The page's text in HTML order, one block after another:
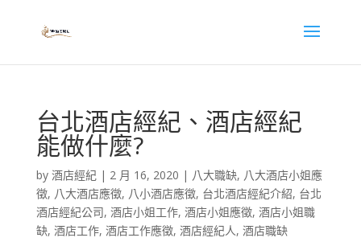
台北酒店經紀、酒店經紀
能做什麼?
by 酒店經紀| 2 月 16, 2020 | 八大職缺, 八大酒店小姐應
徵, 八大酒店應徵, 八小酒店應徵, 台北酒店經紀介紹, 台北
酒店經紀公司, 酒店小姐工作, 酒店小姐應徵, 酒店小姐職
缺, 酒店工作, 酒店工作應徵, 酒店經紀人, 酒店職缺